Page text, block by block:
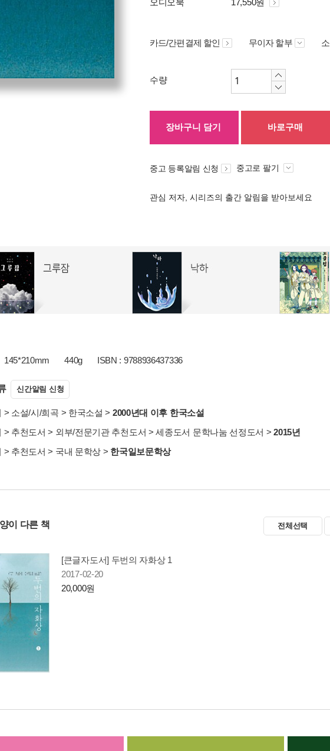
오디오북 17,550원
카드/간편결제 할인 무이자 할부
수량
장바구니 담기 바로구매
중고 등록알림 신청 중고로 팔기
관심 저자, 시리즈의 출간 알림을 받아보세요
145*210mm 440g ISBN : 9788936437336
신간알림 신청
> 소설/시/희곡 > 한국소설 > 2000년대 이후 한국소설
> 추천도서 > 외부/전문기관 추천도서 >세종도서 문학나눔 선정도서 >2015년
> 추천도서 > 국내 문학상 > 한국일보문학상
이 다른 책 전체선택
[큰글자도서] 두번의 자화상 1
2017-02-20
20,000원